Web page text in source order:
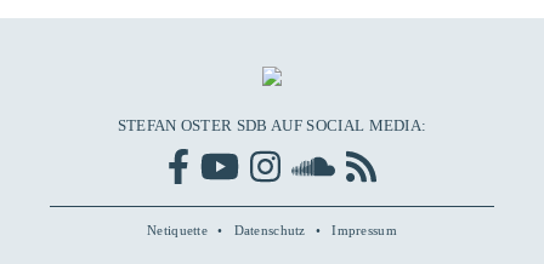
STEFAN OSTER SDB AUF SOCIAL MEDIA:
Netiquette Datenschutz Impressum